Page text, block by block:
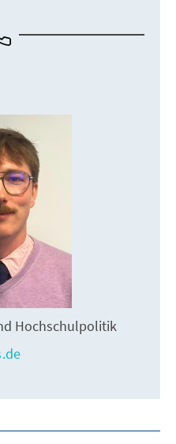
Hochschulpolitik